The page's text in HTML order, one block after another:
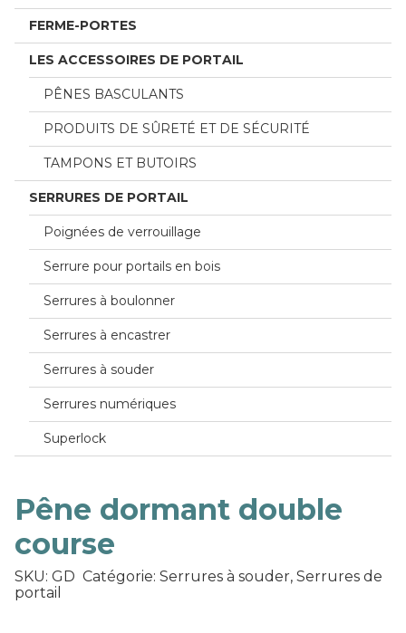
c
FERME-PORTES
LES ACCESSOIRES DE PORTAIL
PÊNES BASCULANTS
PRODUITS DE SÛRETÉ ET DE SÉCURITÉ
TAMPONS ET BUTOIRS
SERRURES DE PORTAIL
Poignées de verrouillage
Serrure pour portails en bois
Serrures à boulonner
Serrures à encastrer
Serrures à souder
Serrures numériques
Superlock
Pêne dormant double
course
SKU: GD Catégorie: Serrures à souder, Serrures de
portail